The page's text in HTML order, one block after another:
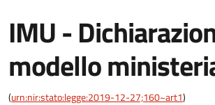
IMU -
modello
(urn:nir:stato:legge:2019-12-27;160~art1)